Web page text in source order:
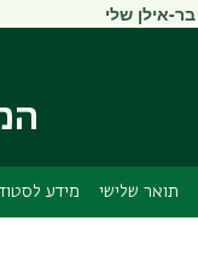
בר-אילן שלי
תואר שלישי מידע